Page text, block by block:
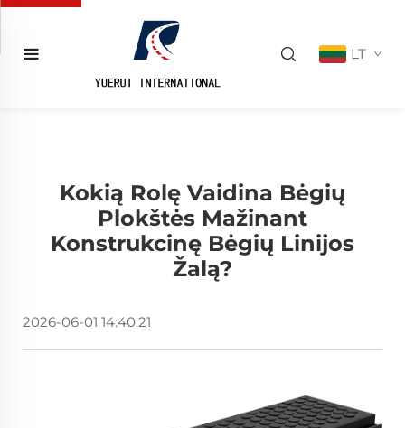
LT
Kokią Rolę Vaidina Bėgių
Plokštės Mažinant
Konstrukcinę Bėgių Linijos
Žalą?
2026-06-01 14:40:21